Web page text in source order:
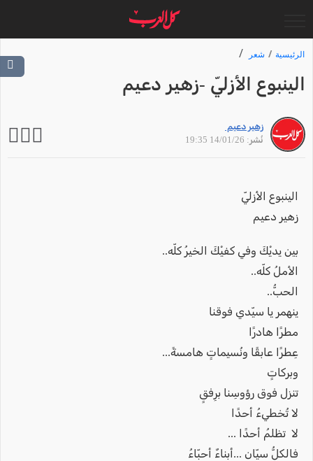
الرئيسية شعر
الينبوع الأزليّ -زهير دعيم
زهير دعيم
نُشر: 14/01/26 19:35
الينبوع الأزليّ
زهير دعيم
بين يديْكَ وفي كفيْكَ الخيرُ كلّه..
الأملُ كلّه..
الحبُّ..
ينهمر يا سيّدي فوقنا
مطرًا هادرًا
عِطرًا عابقًا ونُسيماتٍ هامسةً...
وبركاتٍ
تنزل فوق رؤوسِنا برِفقٍ
لا تُخطيءُ أحدًا
لا تظلمُ أحدًا ...
فالكلُّ سيّان ...أبناءٌ أحبّاءُ